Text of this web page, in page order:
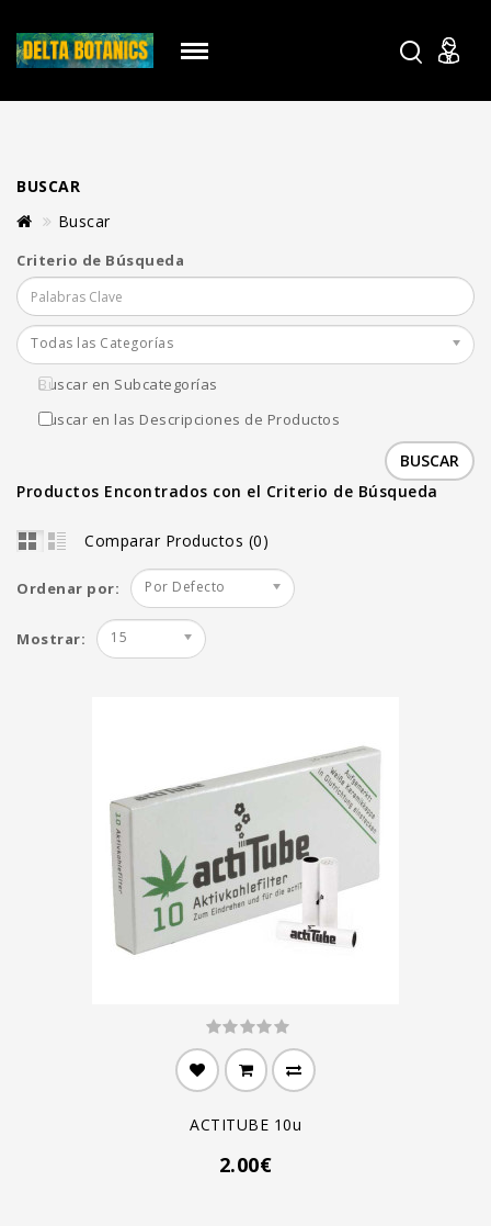
BUSCAR
Buscar
Criterio de Búsqueda
Todas las Categorías
Buscar en Subcategorías
Buscar en las Descripciones de Productos
Productos Encontrados con el Criterio de Búsqueda
Comparar Productos (0)
Ordenar por: Por Defecto
Mostrar: 15
ACTITUBE 10u
2.00€